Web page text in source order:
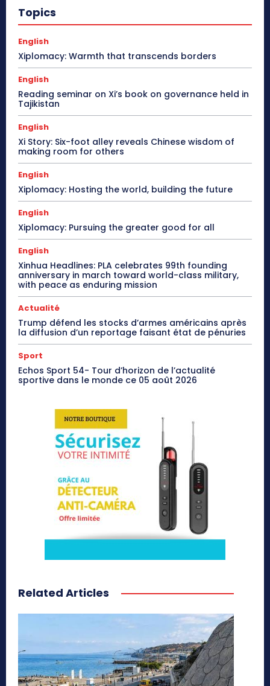
Topics
English
Xiplomacy: Warmth that transcends borders
English
Reading seminar on Xi’s book on governance held in
Tajikistan
English
Xi Story: Six-foot alley reveals Chinese wisdom of
making room for others
English
Xiplomacy: Hosting the world, building the future
English
Xiplomacy: Pursuing the greater good for all
English
Xinhua Headlines: PLA celebrates 99th founding
anniversary in march toward world-class military,
with peace as enduring mission
Actualité
Trump défend les stocks d’armes américains après
la diffusion d’un reportage faisant état de pénuries
Sport
Echos Sport 54- Tour d’horizon de l’actualité
sportive dans le monde ce 05 août 2026
Related Articles